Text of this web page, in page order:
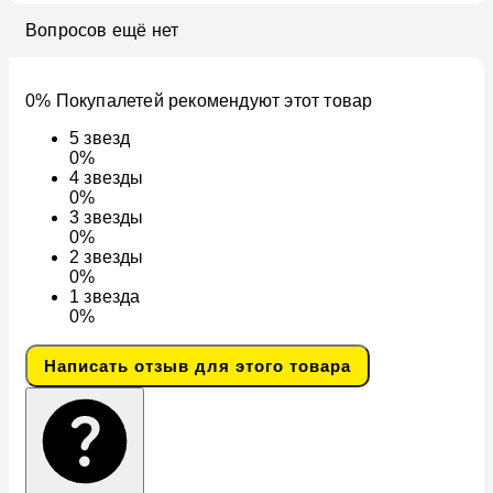
Вопросов ещё нет
0% Покупалетей рекомендуют этот товар
5звезд
0%
4звезды
0%
3звезды
0%
2звезды
0%
1звезда
0%
Написать отзыв для этого товара